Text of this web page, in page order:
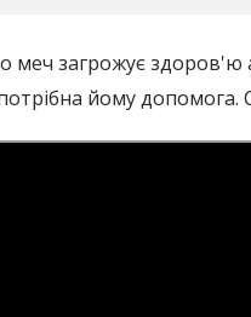
загрожує здоров'ю
йому